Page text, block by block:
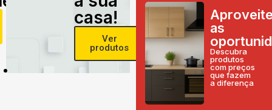
casa!
Ver
produtos
as
Descubra
produtos
com preços
que fazem
a diferença